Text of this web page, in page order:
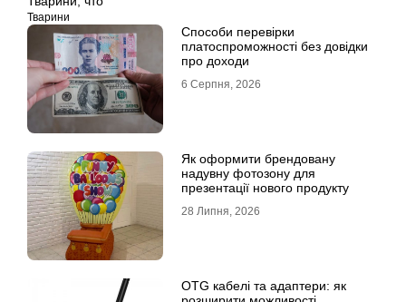
Тварини
Способи перевірки
платоспроможності без довідки
про доходи
6 Серпня, 2026
Як оформити брендовану
надувну фотозону для
презентації нового продукту
28 Липня, 2026
OTG кабелі та адаптери: як